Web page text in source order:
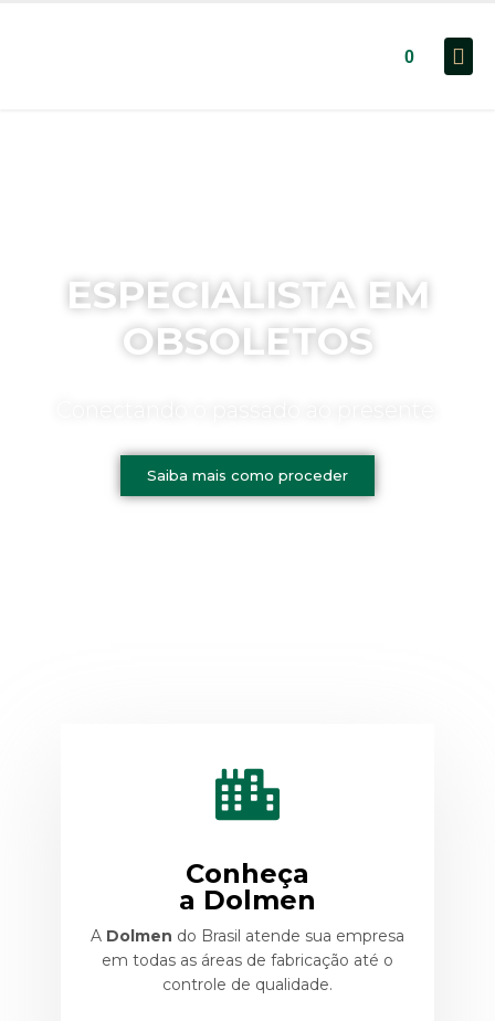
0
ESPECIALISTA EM
OBSOLETOS
Saiba mais como proceder
Conheça
a Dolmen
A Dolmen do Brasil atende sua empresa
em todas as áreas de fabricação até o
controle de qualidade.